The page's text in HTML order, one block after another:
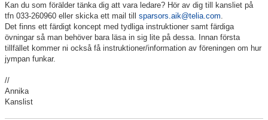
Bildgalleri
Dokument
Kontakt
Kan du som förälder tänka dig att vara ledare? Hör av dig till kansliet på
tfn 033-260960 eller skicka ett mail till sparsors.aik@telia.com.
Det finns ett färdigt koncept med tydliga instruktioner samt färdiga
övningar så man behöver bara läsa in sig lite på dessa. Innan första
tillfället kommer ni också få instruktioner/information av föreningen om hur
jympan funkar.
//
Annika
Kanslist